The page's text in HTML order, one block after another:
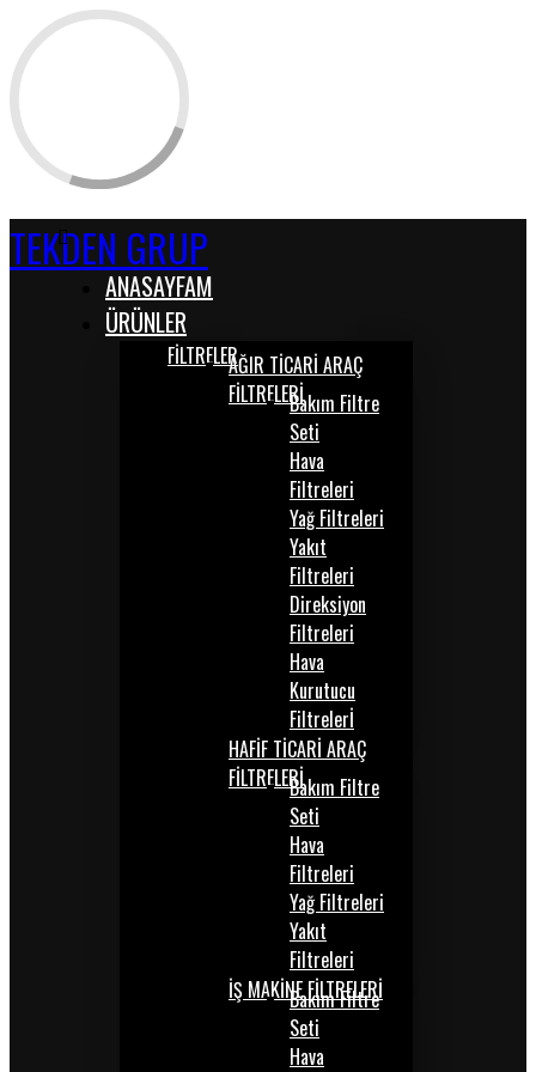
TEKDEN GRUP
ANASAYFAM
ÜRÜNLER
FİLTRELERAĞIR TİCARİ ARAÇ
FİLTRELERİBakım Filtre
Seti
Hava
Filtreleri
Yağ Filtreleri
Yakıt
Filtreleri
Direksiyon
Filtreleri
Hava
Kurutucu
Filtrelerİ
HAFİF TİCARİ ARAÇ
FİLTRELERİBakım Filtre
Seti
Hava
Filtreleri
Yağ Filtreleri
Yakıt
Filtreleri
İŞ MAKİNE FİLTRELERİ
Bakım Filtre
Seti
Hava